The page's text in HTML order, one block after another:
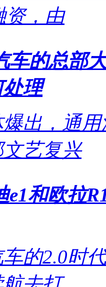
资，由
车的总部
理
出，通
艺复兴
e1和欧拉
的2.0时